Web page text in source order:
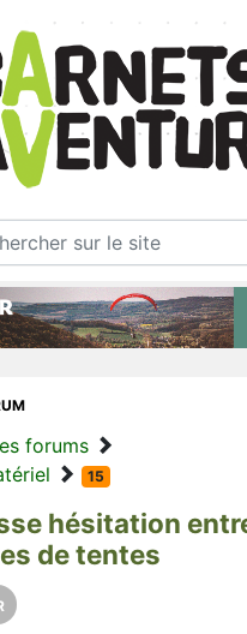
forums
15
hésitation
de tentes